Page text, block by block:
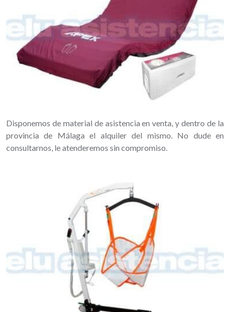
Disponemos de material de asistencia en venta, y dentro de la
provincia de Málaga el alquiler del mismo. No dude en
consultarnos, le atenderemos sin compromiso.